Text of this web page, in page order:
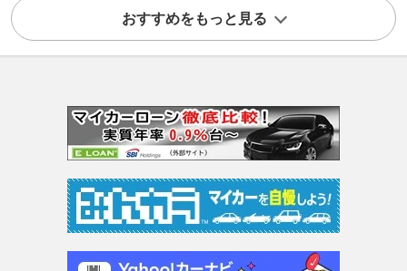
おすすめをもっと見る